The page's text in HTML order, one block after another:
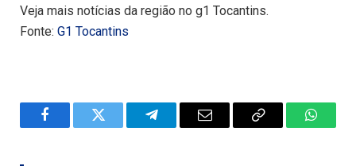
Veja mais notícias da região no g1 Tocantins.
Fonte: G1 Tocantins
FacebookTwitter TelegramEmail
Copy